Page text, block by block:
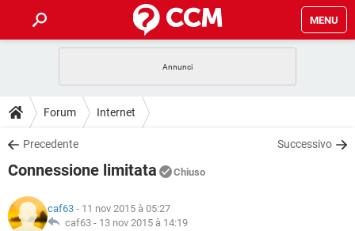
MENU
INTRATTENIMENTO
iOS
INSTAGRAM WHATSAPP
TIKTOK
HARDWARE
GUIDE
COVID-19
INSTAGRAM
DOWNLOAD
COVID-19 GAMING
INTRATTENIMENTO
iOS
COVID-19
GLOSSARIO
Forum Internet
Precedente Successivo
Connessione limitata Chiuso
caf63 - 11 nov 2015 à 05:27
caf63 - 13 nov 2015 à 14:19